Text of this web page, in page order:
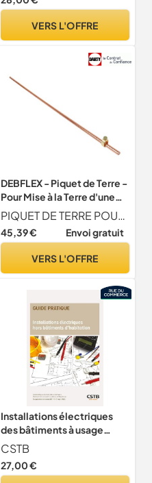
VERS L'OFFRE
DEBFLEX - Piquet de Terre -
Pour Mise à la Terre d'une
Installation Electrique -
Protection Supplémentaire
Contre Risques
d'Isolement - Cuivre - 1
PIQUET DE TERRE POUR S CURISATION TABLEAU ELECTRIQUE Ce piquet de terre permet de raccorder la terre au tableau lectrique, assurant une protection contre les risques d' lectrocution en cas de d faut d'isolement.
45,39 € Envoi gratuit
VERS L'OFFRE
Installations électriques
des bâtiments à usage
professionnel et recevant
du public: En application de
la norme NF C15-100
CSTB
27,00 €